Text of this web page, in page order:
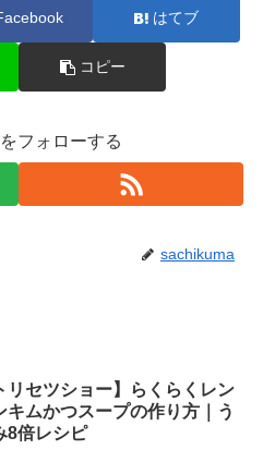
はてブ
コピー
フォローする
sachikuma
リセツショー】らくらくレン
キムかつスープの作り方｜う
8倍レシピ